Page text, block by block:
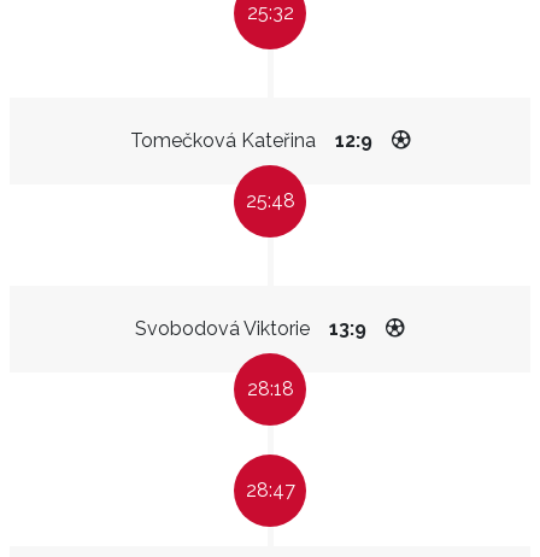
25:32
Tomečková Kateřina 12:9
25:48
Svobodová Viktorie 13:9
28:18
28:47